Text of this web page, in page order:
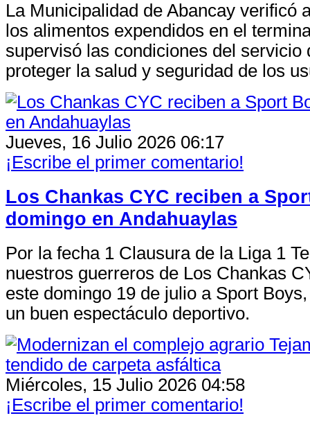
La Municipalidad de Abancay verificó
los alimentos expendidos en el
supervisó las condiciones del servicio
proteger la salud y seguridad de los
Jueves, 16 Julio 2026 06:17
¡Escribe el primer comentario!
Los Chankas CYC reciben a
domingo en Andahuaylas
Por la fecha 1 Clausura de la Liga 1
nuestros guerreros de Los Chankas
este domingo 19 de julio a Sport
un buen espectáculo deportivo.
Miércoles, 15 Julio 2026 04:58
¡Escribe el primer comentario!